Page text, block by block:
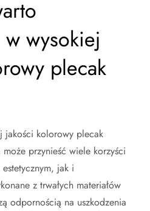
wysokiej
plecak
jakości kolorowy plecak
przynieść wiele korzyści
jak i
z trwałych materiałów
odpornością na uszkodzenia